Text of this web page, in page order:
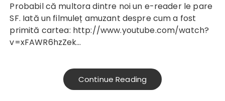
Probabil că multora dintre noi un e-reader le pare
SF. Iată un filmuleț amuzant despre cum a fost
primită cartea: http://www.youtube.com/watch?
v=xFAWR6hzZek …
Continue Reading